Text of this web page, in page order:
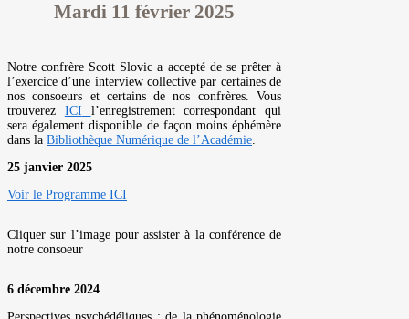
Mardi 11 février 2025
Notre confrère Scott Slovic a accepté de se prêter à
l’exercice d’une interview collective par certaines de
nos consoeurs et certains de nos confrères. Vous
trouverez ICI
l’enregistrement correspondant qui
sera également disponible de façon moins éphémère
dans la Bibliothèque Numérique de l’Académie
25 janvier 2025
Voir le Programme ICI
Cliquer sur l’image pour assister à la conférence de
notre consoeur
6 décembre 2024